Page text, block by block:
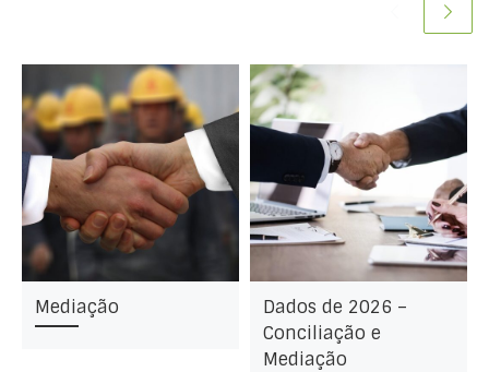
Mediação
Dados de 2026 –
Conciliação e
Mediação